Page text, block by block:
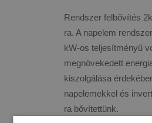
Rendszer felbővítés
ra. A napelem
kW-os teljesítményű
megnövekedett
kiszolgálása
napelemekkel és
ra bővítettünk.